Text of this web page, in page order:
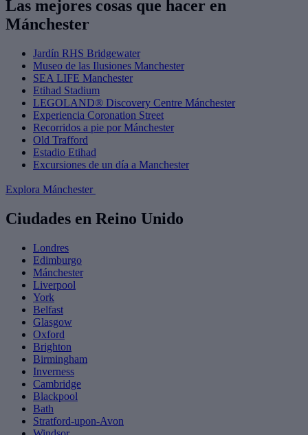
Las mejores cosas que hacer en
Mánchester
Jardín RHS Bridgewater
Museo de las Ilusiones Manchester
SEA LIFE Manchester
Etihad Stadium
LEGOLAND® Discovery Centre Mánchester
Experiencia Coronation Street
Recorridos a pie por Mánchester
Old Trafford
Estadio Etihad
Excursiones de un día a Manchester
Explora Mánchester
Ciudades en Reino Unido
Londres
Edimburgo
Mánchester
Liverpool
York
Belfast
Glasgow
Oxford
Brighton
Birmingham
Inverness
Cambridge
Blackpool
Bath
Stratford-upon-Avon